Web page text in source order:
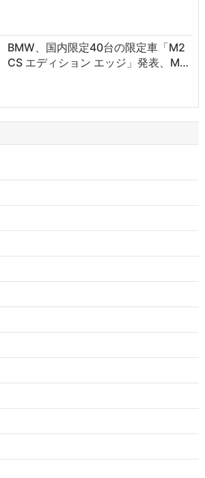
BMW、国内限定40台の限定車「M2
CS エディション エッジ」発表、M…